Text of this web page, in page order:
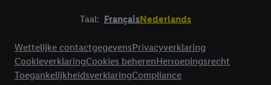
Taal: FrançaisNederlands
Wettelijke contactgegevensPrivacyverklaring
CookieverklaringCookies beherenHerroepingsrecht
ToegankelijkheidsverklaringCompliance